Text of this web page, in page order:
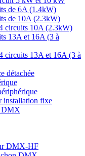
de 6A (1.4kW)
de 10A (2.3kW)
circuits 10A (2.3kW)
13A et 16A (3 à
circuits 13A et 16A (3 à
détachée
installation fixe
DMX
DMX-HF